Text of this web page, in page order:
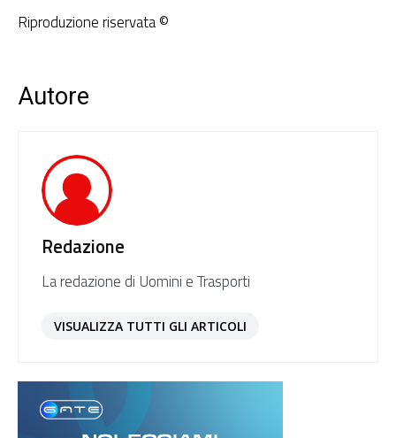
Riproduzione riservata ©
Autore
Redazione
La redazione di Uomini e Trasporti
VISUALIZZA TUTTI GLI ARTICOLI